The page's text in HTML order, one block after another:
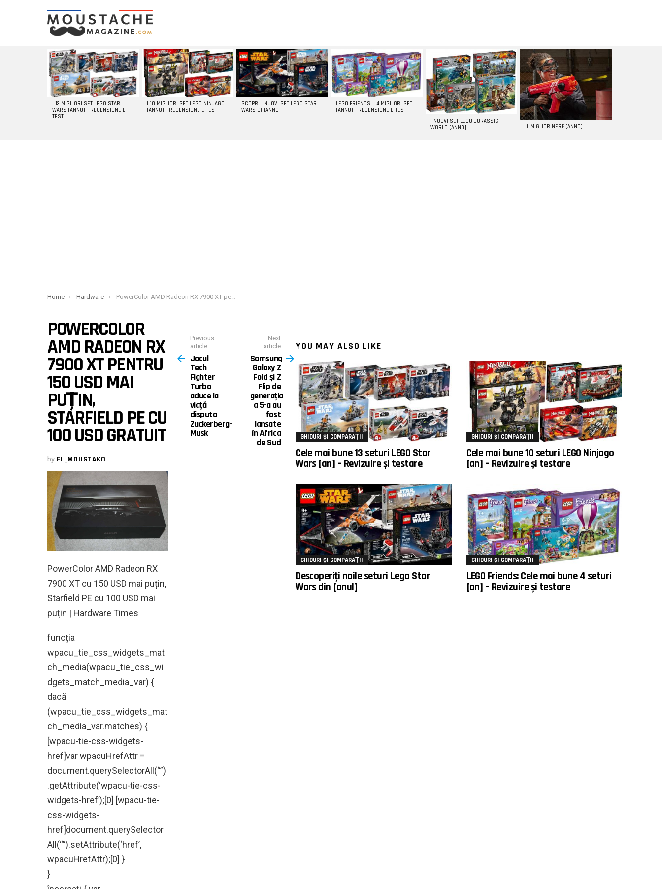
LATEST
STORIES
I 13 MIGLIORI SET LEGO STAR
WARS [ANNO] – RECENSIONE E
TEST
I 10 MIGLIORI SET LEGO NINJAGO
[ANNO] – RECENSIONE E TEST
SCOPRI I NUOVI SET LEGO STAR
WARS DI [ANNO]
LEGO FRIENDS: I 4 MIGLIORI SET
[ANNO] – RECENSIONE E TEST
I NUOVI SET LEGO JURASSIC
WORLD [ANNO]
IL MIGLIOR NERF [ANNO]
You are here:
Home Hardware PowerColor AMD Radeon RX 7900 XT pentru 150 USD mai puțin, Starfield PE cu 100 USD gratuit
POWERCOLOR
AMD RADEON RX
7900 XT PENTRU
150 USD MAI
PUȚIN,
STARFIELD PE CU
100 USD GRATUIT
by EL_MOUSTAKO
PowerColor AMD Radeon RX
7900 XT cu 150 USD mai puțin,
Starfield PE cu 100 USD mai
puțin | Hardware Times
funcția
wpacu_tie_css_widgets_mat
ch_media(wpacu_tie_css_wi
dgets_match_media_var) {
dacă
(wpacu_tie_css_widgets_mat
ch_media_var.matches) {
[wpacu-tie-css-widgets-
href]var wpacuHrefAttr =
document.querySelectorAll(“”)
.getAttribute(‘wpacu-tie-css-
widgets-href’);[0] [wpacu-tie-
css-widgets-
href]document.querySelector
All(“”).setAttribute(‘href’,
wpacuHrefAttr);[0] }
}
Previous
article
Jocul
Tech
Fighter
Turbo
aduce la
viață
disputa
Zuckerberg-
Musk
Next
article
Samsung
Galaxy Z
Fold și Z
Flip de
generația
a 5-a au
fost
lansate
în Africa
de Sud
YOU MAY ALSO LIKE
GHIDURI ȘI COMPARAȚII
Cele mai bune 13 seturi LEGO Star
Wars [an] – Revizuire și testare
GHIDURI ȘI COMPARAȚII
Cele mai bune 10 seturi LEGO Ninjago
[an] – Revizuire și testare
GHIDURI ȘI COMPARAȚII
Descoperiți noile seturi Lego Star
Wars din [anul]
GHIDURI ȘI COMPARAȚII
LEGO Friends: Cele mai bune 4 seturi
[an] – Revizuire și testare